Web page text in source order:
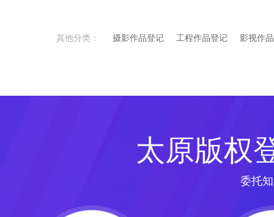
其他分类： 摄影作品登记 工程作品登记 影视作
太原版权
委托